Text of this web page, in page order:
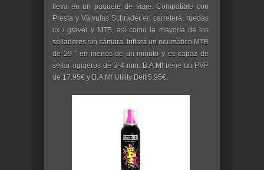
lleva en un paquete de viaje. Compatible con
Presta y Válvulas Schrader en carretera, ruedas
cx / gravel y MTB, así como la mayoría de los
selladores sin cámara. Inflará un neumático MTB
de 29 " en menos de un minuto y es capaz de
sellar agujeros de 3-4 mm. B.A.M! tiene un PVP
de 17.95€ y B.A.M! Utility Belt 5.95€.